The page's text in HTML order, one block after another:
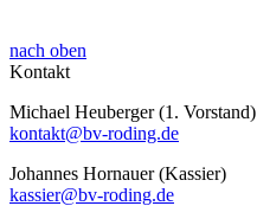
nach oben
Kontakt
Michael Heuberger (1. Vorstand)
kontakt@bv-roding.de
Johannes Hornauer (Kassier)
kassier@bv-roding.de